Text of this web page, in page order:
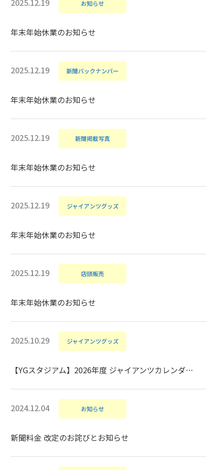
2025.12.19 お知らせ
年末年始休業のお知らせ
2025.12.19 新聞バックナンバー
年末年始休業のお知らせ
2025.12.19 新聞掲載写真
年末年始休業のお知らせ
2025.12.19 ジャイアンツグッズ
年末年始休業のお知らせ
2025.12.19 店頭販売
年末年始休業のお知らせ
2025.10.29 ジャイアンツグッズ
【YGスタジアム】2026年度 ジャイアンツカレンダー 販売中！
2024.12.04 お知らせ
新聞料金 改定のお詫びとお知らせ